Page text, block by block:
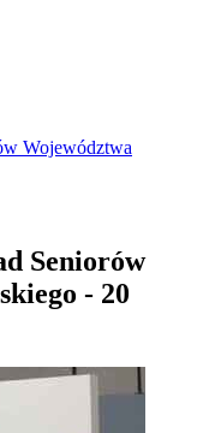
Województwa
Seniorów
- 20